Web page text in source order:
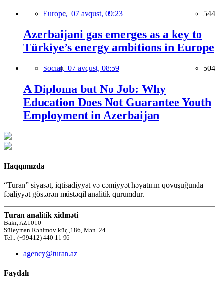
Europe, 07 avqust, 09:23 544
Azerbaijani gas emerges as a key to
Türkiye’s energy ambitions in Europe
Social, 07 avqust, 08:59 504
A Diploma but No Job: Why
Education Does Not Guarantee Youth
Employment in Azerbaijan
Haqqımızda
“Turan” siyasət, iqtisadiyyat və cəmiyyət həyatının qovuşuğunda
fəaliyyət göstərən müstəqil analitik qurumdur.
Turan analitik xidməti
Bakı, AZ1010
Süleyman Rəhimov küç.,186, Mən. 24
Tel.: (+99412) 440 11 96
agency@turan.az
Faydalı